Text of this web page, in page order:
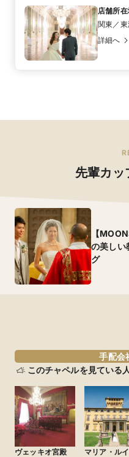
店舗所
関東／
詳細へ
先輩カッ
【
の美しい
グ
手配会
このチャペルを見ている
ヴェッキオ宮殿
マリア・ル